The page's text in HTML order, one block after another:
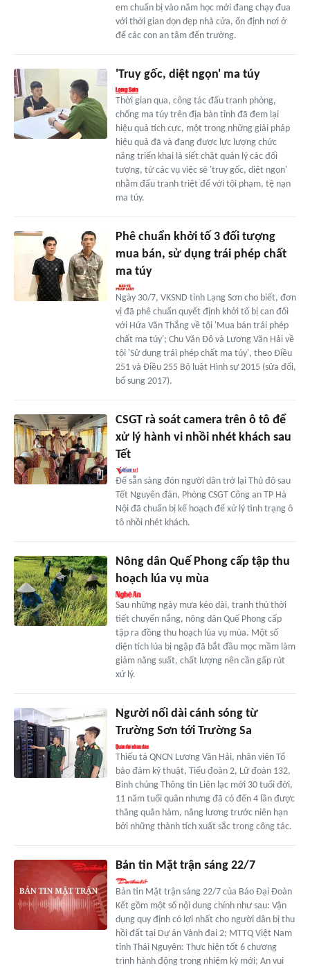
em chuẩn bị vào năm học mới đang chạy đua
với thời gian dọn dẹp nhà cửa, ổn định nơi ở
để các con an tâm đến trường.
'Truy gốc, diệt ngọn' ma túy
Thời gian qua, công tác đấu tranh phòng,
chống ma túy trên địa bàn tỉnh đã đem lại
hiệu quả tích cực, một trong những giải pháp
hiệu quả đã và đang được lực lượng chức
năng triển khai là siết chặt quản lý các đối
tượng, từ các vụ việc sẽ 'truy gốc, diệt ngọn'
nhằm đấu tranh triệt để với tội phạm, tệ nạn
ma túy.
Phê chuẩn khởi tố 3 đối tượng
mua bán, sử dụng trái phép chất
ma túy
Ngày 30/7, VKSND tỉnh Lạng Sơn cho biết, đơn
vị đã phê chuẩn quyết định khởi tố bị can đối
với Hứa Văn Thắng về tội 'Mua bán trái phép
chất ma túy'; Chu Văn Đô và Lương Văn Hải về
tội 'Sử dụng trái phép chất ma túy', theo Điều
251 và Điều 255 Bộ luật Hình sự 2015 (sửa đổi,
bổ sung 2017).
CSGT rà soát camera trên ô tô để
xử lý hành vi nhồi nhét khách sau
Tết
Để sẵn sàng đón người dân trở lại Thủ đô sau
Tết Nguyên đán, Phòng CSGT Công an TP Hà
Nội đã chuẩn bị kế hoạch để xử lý tình trạng ô
tô nhồi nhét khách.
Nông dân Quế Phong cấp tập thu
hoạch lúa vụ mùa
Sau những ngày mưa kéo dài, tranh thủ thời
tiết chuyển nắng, nông dân Quế Phong cấp
tập ra đồng thu hoạch lúa vụ mùa. Một số
diện tích lúa bị ngập đã bắt đầu mọc mầm làm
giảm năng suất, chất lượng nên cần gấp rút
xử lý.
Người nối dài cánh sóng từ
Trường Sơn tới Trường Sa
Thiếu tá QNCN Lương Văn Hải, nhân viên Tổ
bảo đảm kỹ thuật, Tiểu đoàn 2, Lữ đoàn 132,
Binh chủng Thông tin Liên lạc mới 30 tuổi đời,
11 năm tuổi quân nhưng đã có đến 4 lần được
thăng quân hàm, nâng lương trước niên hạn
bởi những thành tích xuất sắc trong công tác.
Bản tin Mặt trận sáng 22/7
Bản tin Mặt trận sáng 22/7 của Báo Đại Đoàn
Kết gồm một số nội dung chính như sau: Vận
dụng quy định có lợi nhất cho người dân bị thu
hồi đất tại Dự án Vành đai 2; MTTQ Việt Nam
tỉnh Thái Nguyên: Thực hiện tốt 6 chương
trình hành động trong nhiệm kỳ mới; An vui